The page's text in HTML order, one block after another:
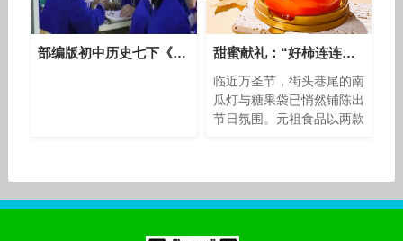
部编版初中历史七下《第14课 明朝的统治》湖北王旦 甜蜜献礼：“好柿连连柿子慕斯”与“苹安果”点亮万圣夜
临近万圣节，街头巷尾的南
瓜灯与糖果袋已悄然铺陈出
节日氛围。元祖食品以两款
在法式浪漫与东方谐音的碰